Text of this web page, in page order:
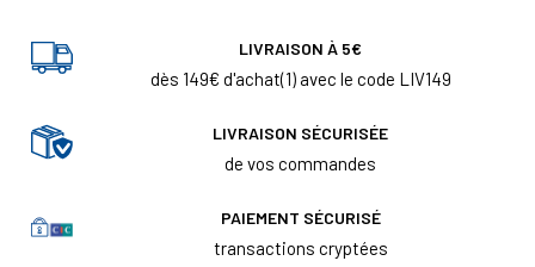
LIVRAISON À 5€
dès 149€ d'achat(1) avec le code LIV149
LIVRAISON SÉCURISÉE
de vos commandes
PAIEMENT SÉCURISÉ
transactions cryptées